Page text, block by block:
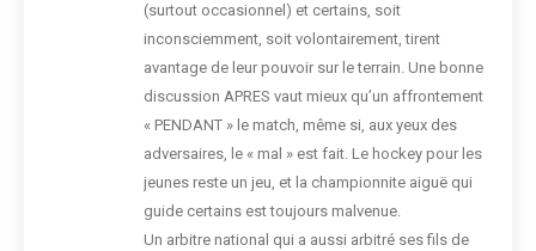
(surtout occasionnel) et certains, soit
inconsciemment, soit volontairement, tirent
avantage de leur pouvoir sur le terrain. Une bonne
discussion APRES vaut mieux qu’un affrontement
« PENDANT » le match, même si, aux yeux des
adversaires, le « mal » est fait. Le hockey pour les
jeunes reste un jeu, et la championnite aiguë qui
guide certains est toujours malvenue.
Un arbitre national qui a aussi arbitré ses fils de